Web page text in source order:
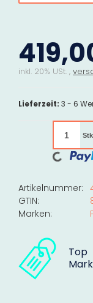
inkl. 20% USt. ,
Lieferzeit: 3 - 6
Stk
Loading...
Artikelnummer:
GTIN:
Marken:
Top